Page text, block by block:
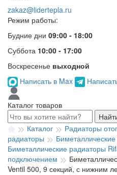
zakaz@lidertepla.ru
Режим работы:
Будние дни 09:00 - 18:00
Суббота 10:00 - 17:00
Воскресенье выходной
Написать в Max
Каталог товаров
Каталог
Радиаторы
радиаторы
Биметаллические радиаторы
подключением
Ventil 500, 9 секций, с нижним